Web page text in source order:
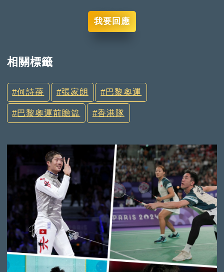
我要回應
相關標籤
何詩蓓 張家朗 巴黎奧運
巴黎奧運前瞻篇 香港隊